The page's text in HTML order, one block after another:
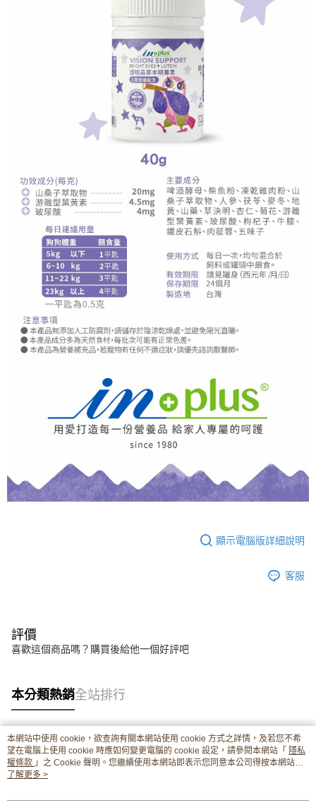
顯示電腦版詳細說明
客服
評價
喜歡這個商品嗎？購買後給他一個好評吧
本分類熱銷全站排行
熱門標籤
本網站中使用 cookie，欲查詢有關本網站使用 cookie 方式之詳情，及若您不希
望在電腦上使用 cookie 時應如何變更電腦的 cookie 設定，請參閱本網站「 隱私
權條款 」之 Cookie 聲明。您繼續使用本網站即表示您同意本公司得按本網站使
用條款之 Cookie 聲明使用 cookie。
了解更多 >